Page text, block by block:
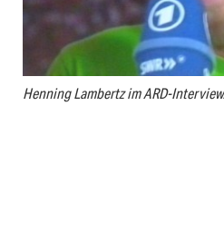
Henning Lambertz im ARD-